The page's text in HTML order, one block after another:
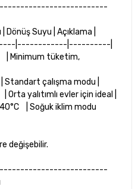
| Dönüş Suyu | Açıklama |
|------------|----------|
tüketim,
çalışma modu |
yalıtımlı evler için ideal |
| Soğuk iklim modu
değişebilir.